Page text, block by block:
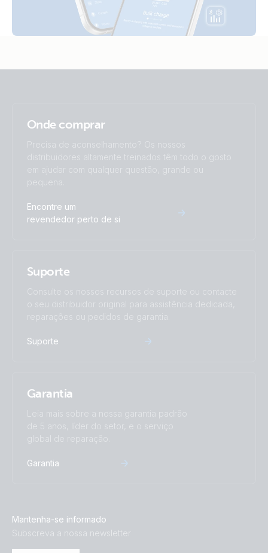
Blue Smart IP22 Charger 24V 8A (1) 120V
Onde comprar
Precisa de aconselhamento? Os nossos
distribuidores altamente treinados têm todo o gosto
em ajudar com qualquer questão, grande ou
pequena.
Encontre um
revendedor perto de si
Suporte
Consulte os nossos recursos de suporte ou contacte
o seu distribuidor original para assistência dedicada,
reparações ou pedidos de garantia.
Suporte
Garantia
Leia mais sobre a nossa garantia padrão
de 5 anos, líder do setor, e o serviço
global de reparação.
Garantia
Mantenha-se informado
Subscreva a nossa newsletter